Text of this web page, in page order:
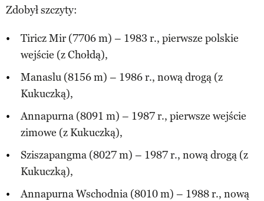
Zdobył szczyty:
Tiricz Mir (7706 m) – 1983 r., pierwsze polskie
wejście (z Chołdą),
Manaslu (8156 m) – 1986 r., nową drogą (z
Kukuczką),
Annapurna (8091 m) – 1987 r., pierwsze wejście
zimowe (z Kukuczką),
Sziszapangma (8027 m) – 1987 r., nową drogą (z
Kukuczką),
Annapurna Wschodnia (8010 m) – 1988 r., nową